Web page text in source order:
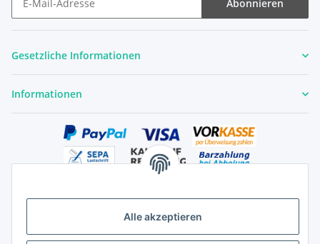
Alle akzeptieren
Abonnieren
Gesetzliche Informationen
Informationen